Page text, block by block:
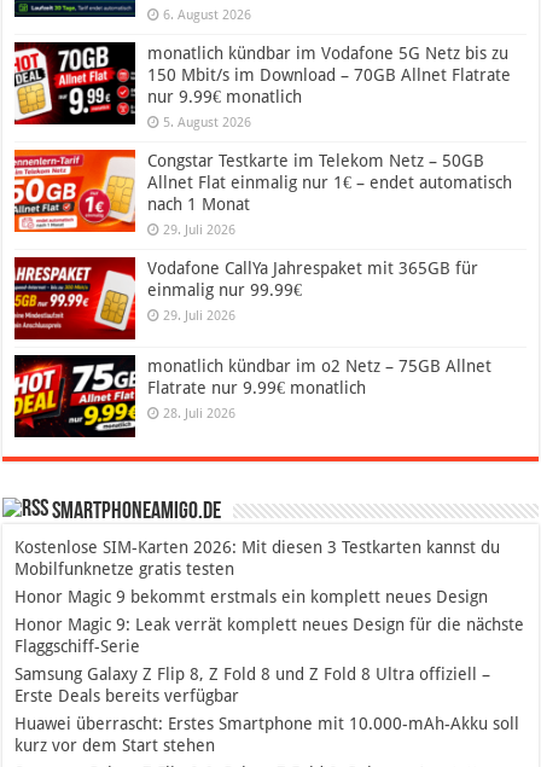
6. August 2026
monatlich kündbar im Vodafone 5G Netz bis zu
150 Mbit/s im Download – 70GB Allnet Flatrate
nur 9.99€ monatlich
5. August 2026
Congstar Testkarte im Telekom Netz – 50GB
Allnet Flat einmalig nur 1€ – endet automatisch
nach 1 Monat
29. Juli 2026
Vodafone CallYa Jahrespaket mit 365GB für
einmalig nur 99.99€
29. Juli 2026
monatlich kündbar im o2 Netz – 75GB Allnet
Flatrate nur 9.99€ monatlich
28. Juli 2026
SmartphoneAmigo.de
Kostenlose SIM-Karten 2026: Mit diesen 3 Testkarten kannst du
Mobilfunknetze gratis testen
Honor Magic 9 bekommt erstmals ein komplett neues Design
Honor Magic 9: Leak verrät komplett neues Design für die nächste
Flaggschiff-Serie
Samsung Galaxy Z Flip 8, Z Fold 8 und Z Fold 8 Ultra offiziell –
Erste Deals bereits verfügbar
Huawei überrascht: Erstes Smartphone mit 10.000-mAh-Akku soll
kurz vor dem Start stehen